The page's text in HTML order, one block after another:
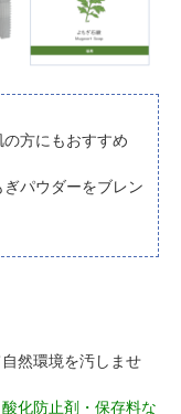
方にもおすすめ
パウダーをブレン
然環境を汚しませ
化防止剤・保存料な